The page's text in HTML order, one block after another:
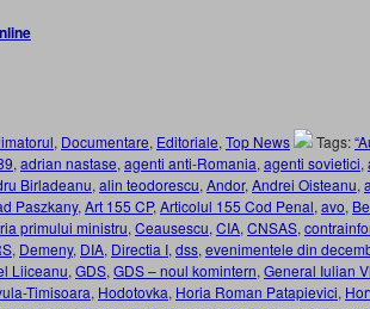
, Documentare, Editoriale, Top News Tags:
, adrian nastase, agenti anti-Romania, agenti sovietici,
Birladeanu, alin teodorescu, Andor, Andrei Oisteanu,
Paszkany, Art 155 CP, Articolul 155 Cod Penal, avo,
primului ministru, Ceausescu, CIA, CNSAS,
, Demeny, DIA, Directia I, dss, evenimentele din
Liiceanu, GDS, GDS – noul komintern, General Iulian
Timisoara, Hodotovka, Horia Roman Patapievici,